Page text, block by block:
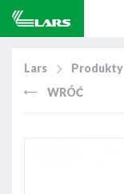
Lars Produkty
WRÓĆ